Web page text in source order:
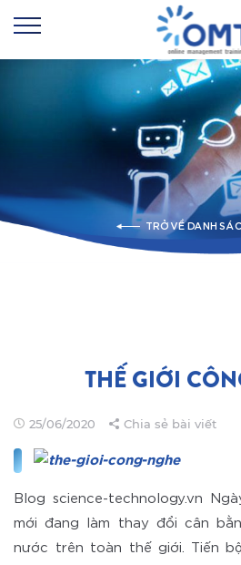
TRỞ VỀ DANH
THẾ GIỚI
25/06/2020 Chia sẻ bài viết
Blog science-technology.vn
mới đang làm thay đổi cân
nước trên toàn thế giới. Tiến